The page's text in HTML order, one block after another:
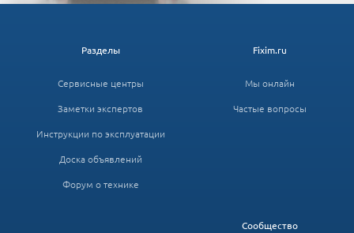
Fixim.ru
Мы онлайн
Частые вопросы
Разделы
Сервисные центры
Заметки экспертов
Инструкции по эксплуатации
Доска объявлений
Форум о технике
Сообщество